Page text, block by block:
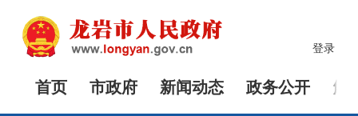
登录
首页 市政府 新闻动态 政务公开 解